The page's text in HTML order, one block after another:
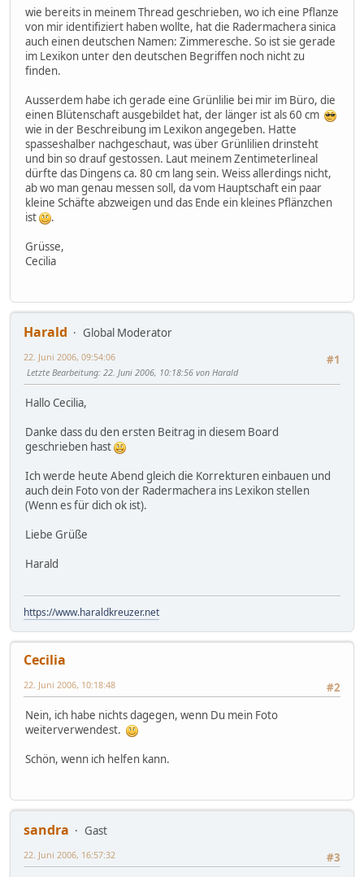
wie bereits in meinem Thread geschrieben, wo ich eine Pflanze
von mir identifiziert haben wollte, hat die Radermachera sinica
auch einen deutschen Namen: Zimmeresche. So ist sie gerade
im Lexikon unter den deutschen Begriffen noch nicht zu
finden.
Ausserdem habe ich gerade eine Grünlilie bei mir im Büro, die
einen Blütenschaft ausgebildet hat, der länger ist als 60 cm
wie in der Beschreibung im Lexikon angegeben. Hatte
spasseshalber nachgeschaut, was über Grünlilien drinsteht
und bin so drauf gestossen. Laut meinem Zentimeterlineal
dürfte das Dingens ca. 80 cm lang sein. Weiss allerdings nicht,
ab wo man genau messen soll, da vom Hauptschaft ein paar
kleine Schäfte abzweigen und das Ende ein kleines Pflänzchen
ist
.
Grüsse,
Cecilia
Harald
Global Moderator
#1
22. Juni 2006, 09:54:06
Letzte Bearbeitung: 22. Juni 2006, 10:18:56 von Harald
Hallo Cecilia,
Danke dass du den ersten Beitrag in diesem Board
geschrieben hast
Ich werde heute Abend gleich die Korrekturen einbauen und
auch dein Foto von der Radermachera ins Lexikon stellen
(Wenn es für dich ok ist).
Liebe Grüße
Harald
https://www.haraldkreuzer.net
Cecilia
#2
22. Juni 2006, 10:18:48
Nein, ich habe nichts dagegen, wenn Du mein Foto
weiterverwendest.
Schön, wenn ich helfen kann.
sandra
Gast
#3
22. Juni 2006, 16:57:32